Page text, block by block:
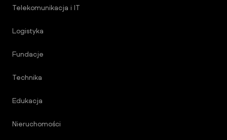
Telekomunikacja i IT
Logistyka
Fundacje
Technika
Edukacja
Nieruchomości